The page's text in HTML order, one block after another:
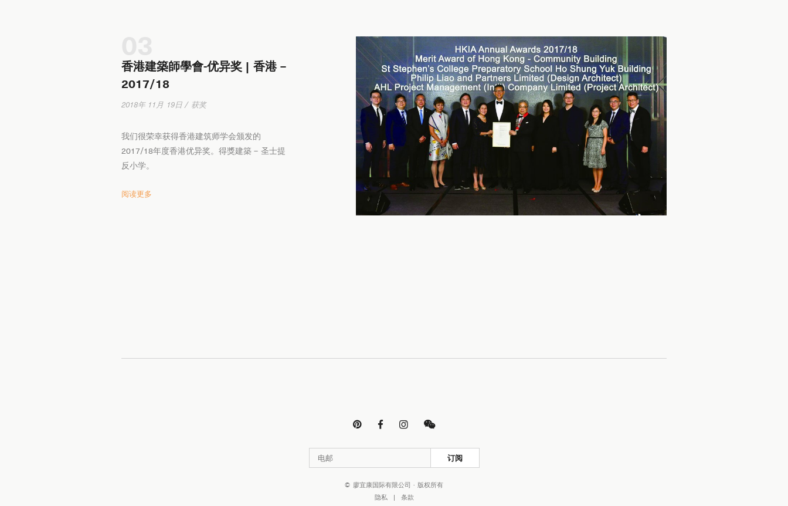
香港建築師學會-优异奖 | 香港 –
2017/18
2018年 11月 19日 / 获奖
我们很荣幸获得香港建筑师学会颁发的
2017/18年度香港优异奖。得獎建築 – 圣士提
反小学。
阅读更多
   
订阅
© 廖宜康国际有限公司 · 版权所有
隐私
| 条款